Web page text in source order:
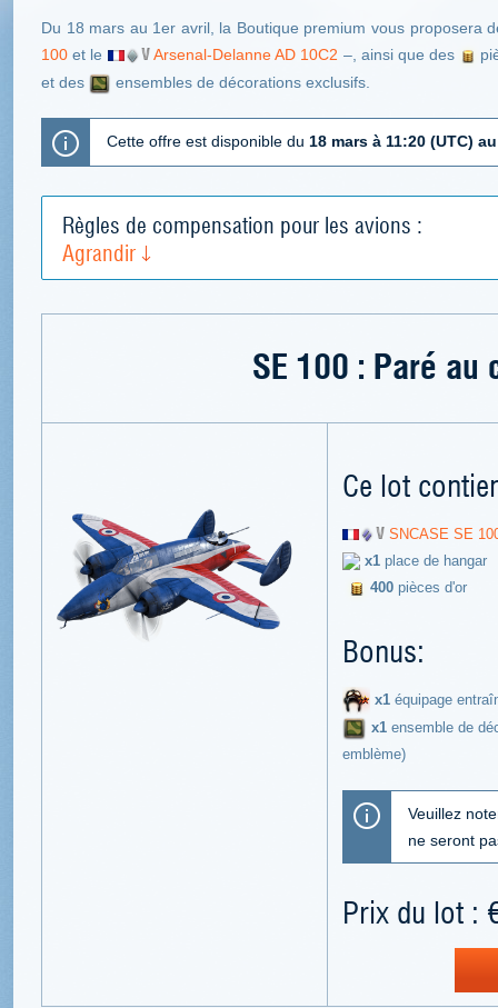
Du 18 mars au 1er avril, la Boutique premium vous proposera
100 et le Arsenal-Delanne AD 10C2 –, ainsi que des
et des
ensembles de décorations exclusifs.
Cette offre est disponible du 18 mars à 11:20 (UTC)
Règles de compensation pour les avions :
Agrandir
SE 100 : Paré au
Ce lot
SNCASE SE
x1 place de hangar
400 pièces d'or
Bonus:
x1 équipage
х1 ensemble de
emblème)
Veuillez
ne seront
Prix du lot :